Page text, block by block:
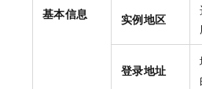
基本信息 实例地区
登录地址